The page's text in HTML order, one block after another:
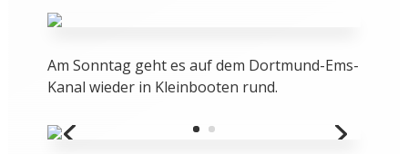
Am Sonntag geht es auf dem Dortmund-Ems-
Kanal wieder in Kleinbooten rund.